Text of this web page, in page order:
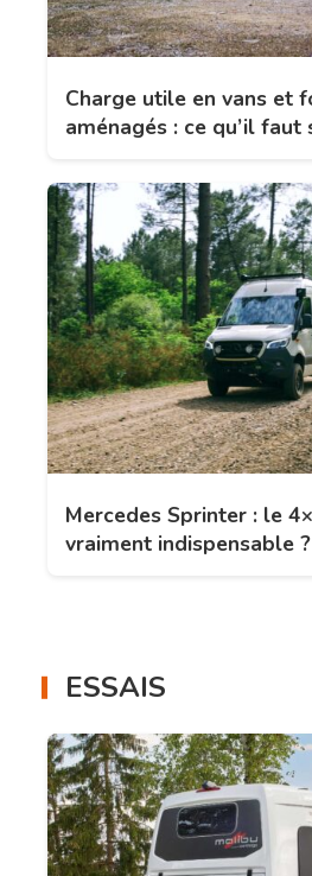
Charge utile en vans et
aménagés : ce qu’il faut
Mercedes Sprinter : le
vraiment indispensable ?
ESSAIS